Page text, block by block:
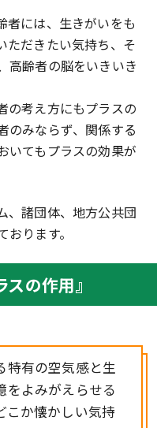
者には、生きがいをも
ただきたい気持ち、そ
高齢者の脳をいきいき
の考え方にもプラスの
のみならず、関係する
いてもプラスの効果が
、諸団体、地方公共団
ります。
スの作用』
特有の空気感と生
をよみがえらせる
こか懐かしい気持